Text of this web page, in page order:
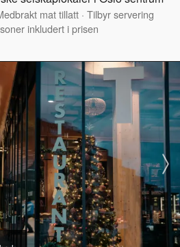
mat tillatt · Tilbyr servering
inkludert i prisen